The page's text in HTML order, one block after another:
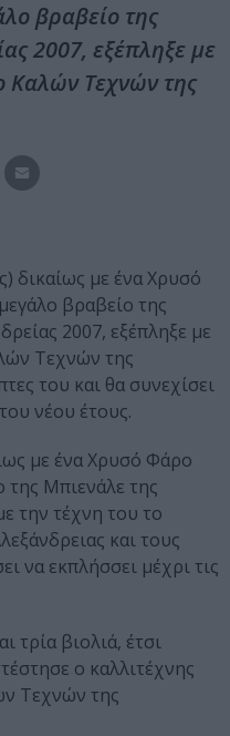
βραβείο της
2007, εξέπληξε με
Καλών Τεχνών της
δικαίως με ένα Xρυσό
βραβείο της
2007, εξέπληξε με
Τεχνών της
του και θα συνεχίσει
νέου έτους.
με ένα Xρυσό Φάρο
Mπιενάλε της
την τέχνη του το
και τους
να εκπλήσσει μέχρι τις
τρία βιολιά, έτσι
ο καλλιτέχνης
Tεχνών της